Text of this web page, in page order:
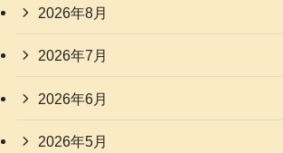
2026年8月
2026年7月
2026年6月
2026年5月